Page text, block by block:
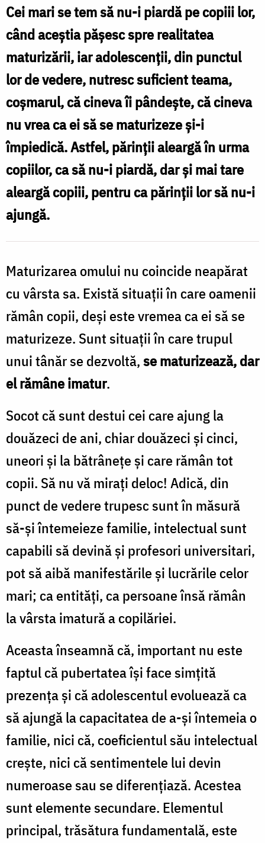
maturizare
/
Foto:
Oana
Nechifor
Cei mari se tem să nu-i piardă pe copiii lor,
când aceştia păşesc spre realitatea
maturizării, iar adolescenţii, din punctul
lor de vedere, nutresc suficient teama,
coşmarul, că cineva îi pândeşte, că cineva
nu vrea ca ei să se maturizeze şi-i
împiedică. Astfel, părinţii aleargă în urma
copiilor, ca să nu-i piardă, dar şi mai tare
aleargă copiii, pentru ca părinţii lor să nu-i
ajungă.
Maturizarea omului nu coincide neapărat
cu vârsta sa. Există situaţii în care oamenii
rămân copii, deşi este vremea ca ei să se
maturizeze. Sunt situaţii în care trupul
unui tânăr se dezvoltă,se maturizează, dar
el rămâne imatur.
Socot că sunt destui cei care ajung la
douăzeci de ani, chiar douăzeci şi cinci,
uneori şi la bătrâneţe şi care rămân tot
copii. Să nu vă miraţi deloc! Adică, din
punct de vedere trupesc sunt în măsură
să-şi întemeieze familie, intelectual sunt
capabili să devină şi profesori universitari,
pot să aibă manifestările şi lucrările celor
mari; ca entităţi, ca persoane însă rămân
la vârsta imatură a copilăriei.
Aceasta înseamnă că, important nu este
faptul că pubertatea îşi face simţită
prezenţa şi că adolescentul evoluează ca
să ajungă la capacitatea de a-şi întemeia o
familie, nici că, coeficientul său intelectual
creşte, nici că sentimentele lui devin
numeroase sau se diferenţiază. Acestea
sunt elemente secundare. Elementul
principal, trăsătura fundamentală, este